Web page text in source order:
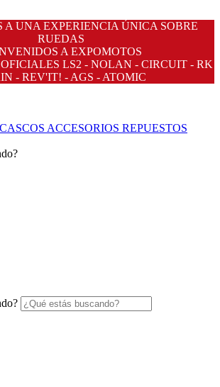
A UNA EXPERIENCIA ÚNICA SOBRE
RUEDAS
A EXPOMOTOS
LS2 - NOLAN - CIRCUIT - RK
- REV'IT! - AGS - ATOMIC
CASCOS ACCESORIOS REPUESTOS